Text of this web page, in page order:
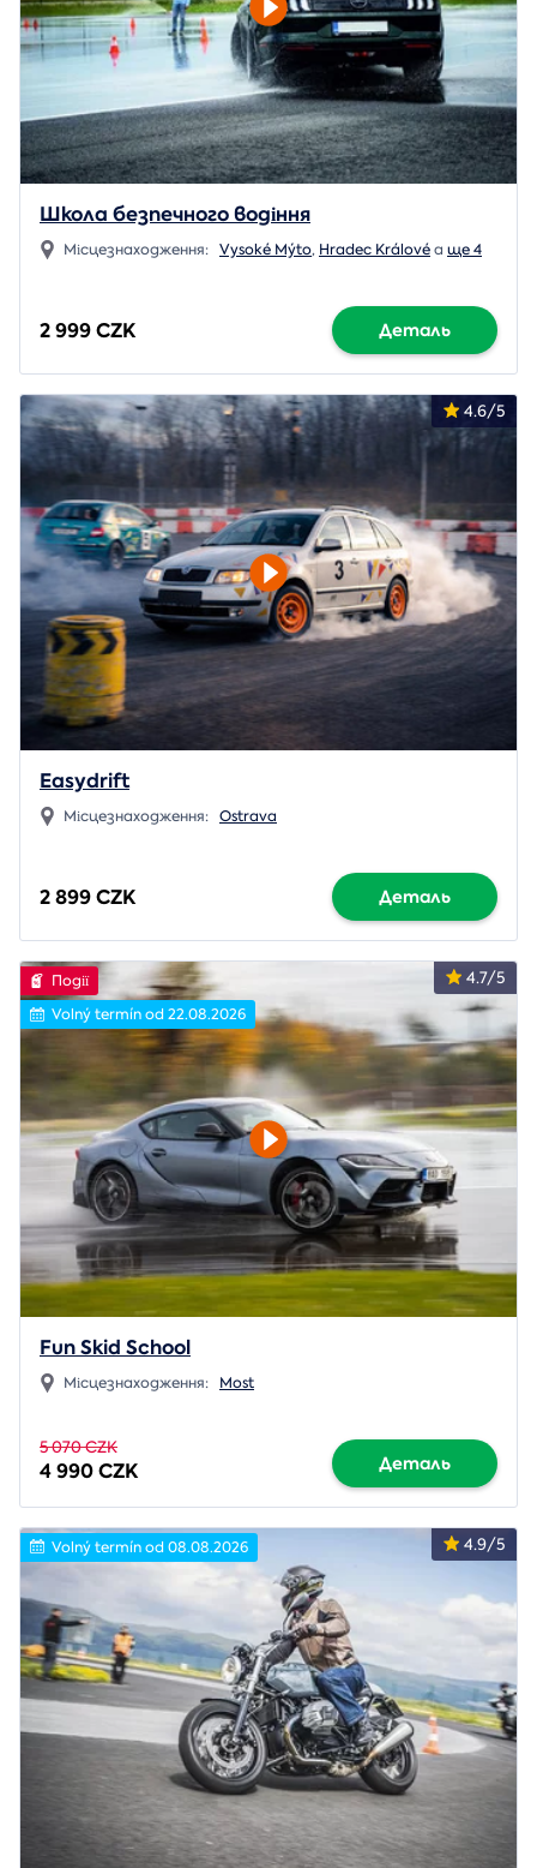
Школа безпечного водіння
Місцезнаходження: Vysoké Mýto, Hradec Královéa ще 4
2 999 CZK Деталь
4.6/5
Easydrift
Місцезнаходження: Ostrava
2 899 CZK Деталь
4.7/5
Події
Volný termín od 22.08.2026
Fun Skid School
Місцезнаходження: Most
5 070 CZK
4 990 CZK Деталь
4.9/5
Volný termín od 08.08.2026